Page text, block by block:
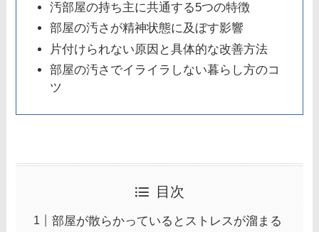
汚部屋の持ち主に共通する5つの特徴
部屋の汚さが精神状態に及ぼす影響
片付けられない原因と具体的な改善方法
部屋の汚さでイライラしない暮らし方のコ
ツ
目次
部屋が散らかっているとストレスが溜まる